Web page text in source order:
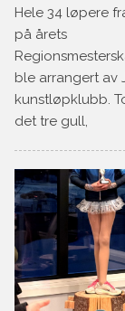
Hele 34 løpere
på årets
ble arrangert av
kunstløpklubb.
det tre gull,